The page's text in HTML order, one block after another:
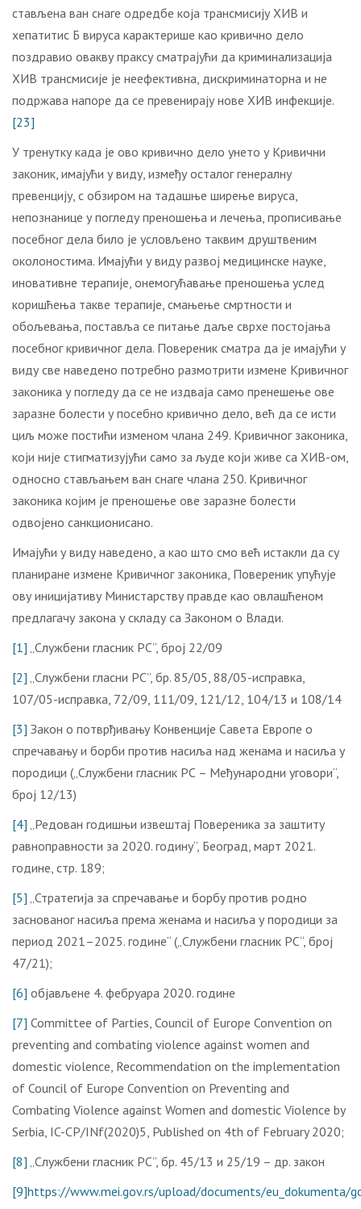
стављена ван снаге одредбе која трансмисију ХИВ и
хепатитис Б вируса карактерише као кривично дело
поздравио овакву праксу сматрајући да криминализација
ХИВ трансмисије је неефективна, дискриминаторна и не
подржава напоре да се превенирају нове ХИВ инфекције.
[23]
У тренутку када је ово кривично дело унето у Кривични
законик, имајући у виду, између осталог генералну
превенцију, с обзиром на тадашње ширење вируса,
непознанице у погледу преношења и лечења, прописивање
посебног дела било је условљено таквим друштвеним
околоностима. Имајући у виду развој медицинске науке,
иновативне терапије, онемогућавање преношења услед
коришћења такве терапије, смањење смртности и
обољевања, поставља се питање даље сврхе постојања
посебног кривичног дела. Повереник сматра да је имајући у
виду све наведено потребно размотрити измене Кривичног
законика у погледу да се не издваја само пренешење ове
заразне болести у посебно кривично дело, већ да се исти
циљ може постићи изменом члана 249. Кривичног законика,
који није стигматизујући само за људе који живе са ХИВ-ом,
односно стављањем ван снаге члана 250. Кривичног
законика којим је преношење ове заразне болести
одвојено санкционисано.
Имајући у виду наведено, а као што смо већ истакли да су
планиране измене Кривичног законика, Повереник упућује
ову иницијативу Министарству правде као овлашћеном
предлагачу закона у складу са Законом о Влади.
[1] „Службени гласник РС”, број 22/09
[2] „Службени гласни РС”, бр. 85/05, 88/05-исправка,
107/05-исправка, 72/09, 111/09, 121/12, 104/13 и 108/14
[3] Закон о потврђивању Конвенције Савета Европе о
спречавању и борби против насиља над женама и насиља у
породици („Службени гласник РС – Међународни уговори“,
број 12/13)
[4] „Редован годишњи извештај Повереника за заштиту
равноправности за 2020. годину“, Београд, март 2021.
године, стр. 189;
[5] „Стратегија за спречавање и борбу против родно
заснованог насиља према женама и насиља у породици за
период 2021–2025. године“ („Службени гласник РС“, број
47/21);
[6] објављене 4. фебруара 2020. године
[7] Committee of Parties, Council of Europe Convention on
preventing and combating violence against women and
domestic violence, Recommendation on the implementation
of Council of Europe Convention on Preventing and
Combating Violence against Women and domestic Violence by
Serbia, IC-CP/INf(2020)5, Published on 4th of February 2020;
[8] „Службени гласник РС”, бр. 45/13 и 25/19 – др. закон
[9]https://www.mei.gov.rs/upload/documents/eu_dokumenta/